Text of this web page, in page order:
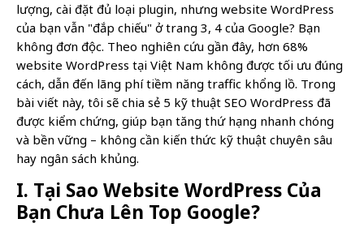
lượng, cài đặt đủ loại plugin, nhưng website WordPress
của bạn vẫn "đắp chiếu" ở trang 3, 4 của Google? Bạn
không đơn độc. Theo nghiên cứu gần đây, hơn 68%
website WordPress tại Việt Nam không được tối ưu đúng
cách, dẫn đến lãng phí tiềm năng traffic khổng lồ. Trong
bài viết này, tôi sẽ chia sẻ 5 kỹ thuật SEO WordPress đã
được kiểm chứng, giúp bạn tăng thứ hạng nhanh chóng
và bền vững – không cần kiến thức kỹ thuật chuyên sâu
hay ngân sách khủng.
I. Tại Sao Website WordPress Của
Bạn Chưa Lên Top Google?